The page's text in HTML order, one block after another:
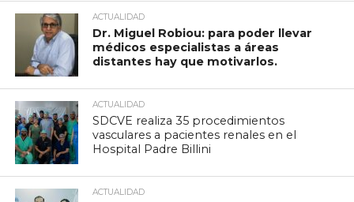
ACTUALIDAD
Dr. Miguel Robiou: para poder llevar
médicos especialistas a áreas
distantes hay que motivarlos.
ACTUALIDAD
SDCVE realiza 35 procedimientos
vasculares a pacientes renales en el
Hospital Padre Billini
ACTUALIDAD